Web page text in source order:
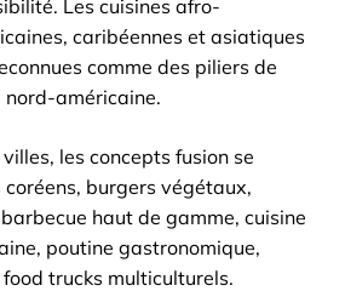
Les cuisines afro-
caribéennes et asiatiques
comme des piliers de
nord-américaine.
les concepts fusion se
burgers végétaux,
haut de gamme, cuisine
poutine gastronomique,
trucks multiculturels.